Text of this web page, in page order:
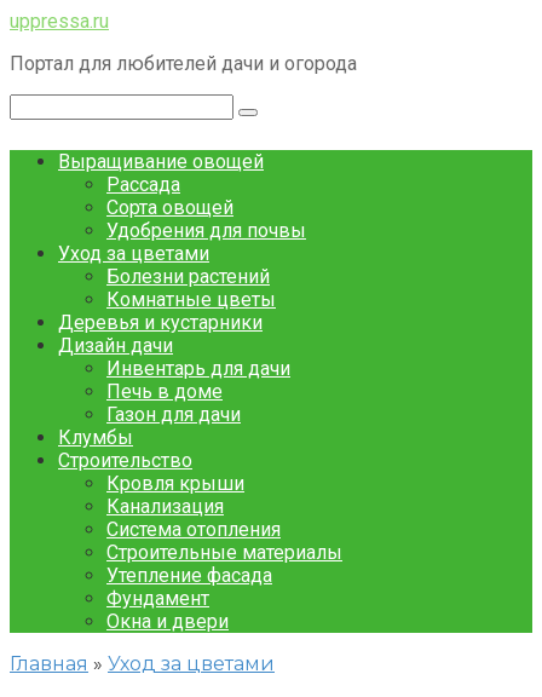
Перейти
контенту
uppressa.ru
Портал для любителей дачи и огорода
Выращивание овощей
Рассада
Сорта овощей
Удобрения для почвы
Уход за цветами
Болезни растений
Комнатные цветы
Деревья и кустарники
Дизайн дачи
Инвентарь для дачи
Печь в доме
Газон для дачи
Клумбы
Строительство
Кровля крыши
Канализация
Система отопления
Строительные материалы
Утепление фасада
Фундамент
Окна и двери
Главная » Уход за цветами